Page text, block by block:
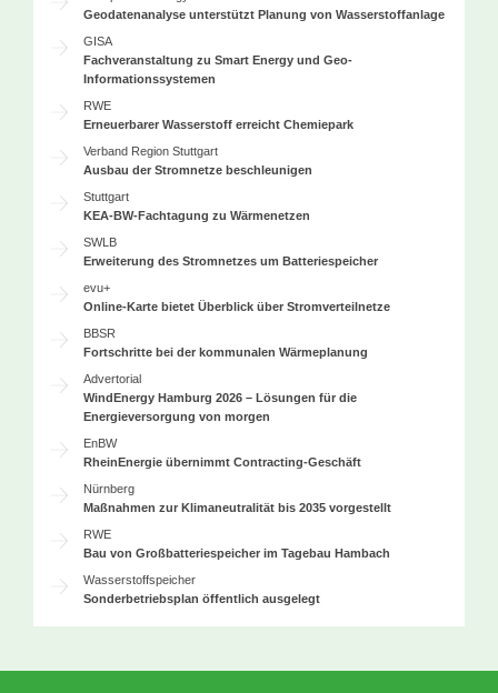
Geodatenanalyse unterstützt Planung von Wasserstoffanlage
GISA
Fachveranstaltung zu Smart Energy und Geo-
Informationssystemen
RWE
Erneuerbarer Wasserstoff erreicht Chemiepark
Verband Region Stuttgart
Ausbau der Stromnetze beschleunigen
Stuttgart
KEA-BW-Fachtagung zu Wärmenetzen
SWLB
Erweiterung des Stromnetzes um Batteriespeicher
evu+
Online-Karte bietet Überblick über Stromverteilnetze
BBSR
Fortschritte bei der kommunalen Wärmeplanung
Advertorial
WindEnergy Hamburg 2026 – Lösungen für die
Energieversorgung von morgen
EnBW
RheinEnergie übernimmt Contracting-Geschäft
Nürnberg
Maßnahmen zur Klimaneutralität bis 2035 vorgestellt
RWE
Bau von Großbatteriespeicher im Tagebau Hambach
Wasserstoffspeicher
Sonderbetriebsplan öffentlich ausgelegt